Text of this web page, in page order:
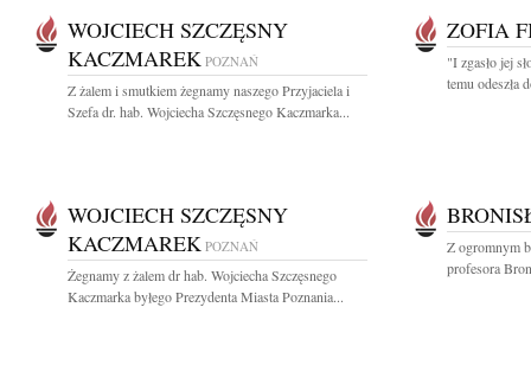
WOJCIECH SZCZĘSNY
KACZMAREK POZNAŃ
Z żalem i smutkiem żegnamy naszego Przyjaciela i
Szefa dr. hab. Wojciecha Szczęsnego Kaczmarka...
ZOFIA
"I zgasło jej
temu odeszła
WOJCIECH SZCZĘSNY
KACZMAREK POZNAŃ
Żegnamy z żalem dr hab. Wojciecha Szczęsnego
Kaczmarka byłego Prezydenta Miasta Poznania...
Z ogromnym
profesora